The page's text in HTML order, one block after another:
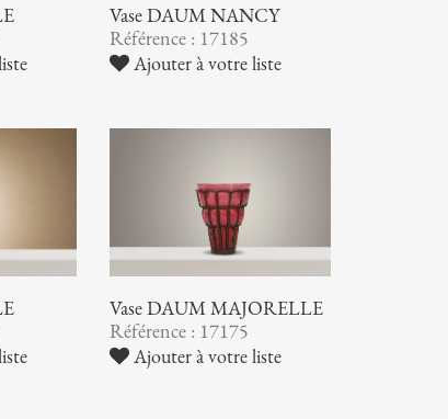
Vase DAUM NANCY
Référence : 17185
Ajouter à votre liste
Vase DAUM MAJORELLE
Référence : 17175
Ajouter à votre liste